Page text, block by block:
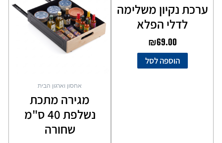
ערכת נקיון משלימה
לדלי הפלא
₪69.00
הוספה לסל
אחסון וארגון הבית
מגירה מתכת
נשלפת 40 ס"מ
שחורה